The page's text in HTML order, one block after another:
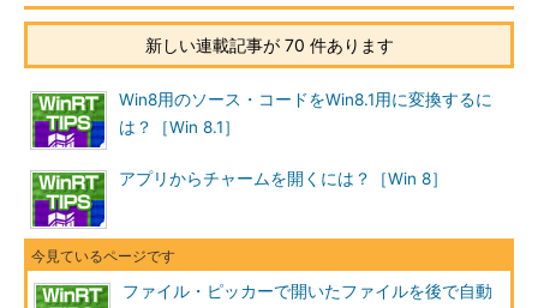
新しい連載記事が 70 件あります
Win8用のソース・コードをWin8.1用に変換するに
は？［Win 8.1］
アプリからチャームを開くには？［Win 8］
ファイル・ピッカーで開いたファイルを後で自動